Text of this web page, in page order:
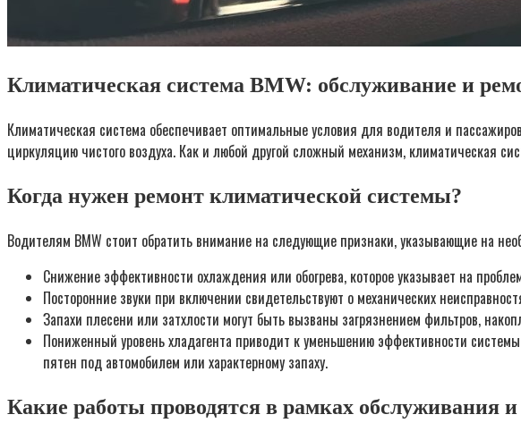
Климатическая система BMW: обслуживание и
Климатическая система обеспечивает оптимальные условия для водителя и
циркуляцию чистого воздуха. Как и любой другой сложный механизм, климатическая
Когда нужен ремонт климатической системы?
Водителям BMW стоит обратить внимание на следующие признаки, указывающие на
Снижение эффективности охлаждения или обогрева, которое указывает на
Посторонние звуки при включении свидетельствуют о механических
Запахи плесени или затхлости могут быть вызваны загрязнением фильтров,
Пониженный уровень хладагента приводит к уменьшению эффективности
пятен под автомобилем или характерному запаху.
Какие работы проводятся в рамках обслуживания